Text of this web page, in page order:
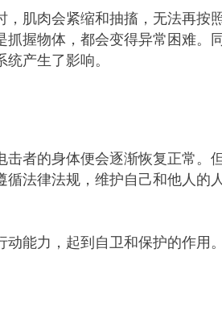
肌肉会紧缩和抽搐，无法再按
握物体，都会变得异常困难。
产生了影响。
者的身体便会逐渐恢复正常。
法律法规，维护自己和他人的
能力，起到自卫和保护的作用